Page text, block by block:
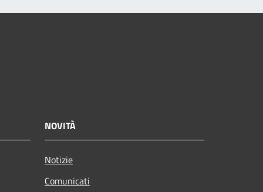
NOVITÀ
Notizie
Comunicati